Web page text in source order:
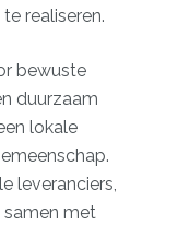
realiseren.
bewuste
duurzaam
lokale
leveranciers,
samen met